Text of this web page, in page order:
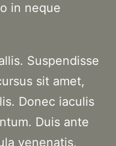
in neque
Suspendisse
sit amet,
Donec iaculis
Duis ante
venenatis,